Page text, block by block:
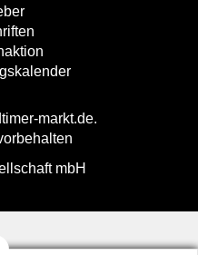
markt.de.
mbH